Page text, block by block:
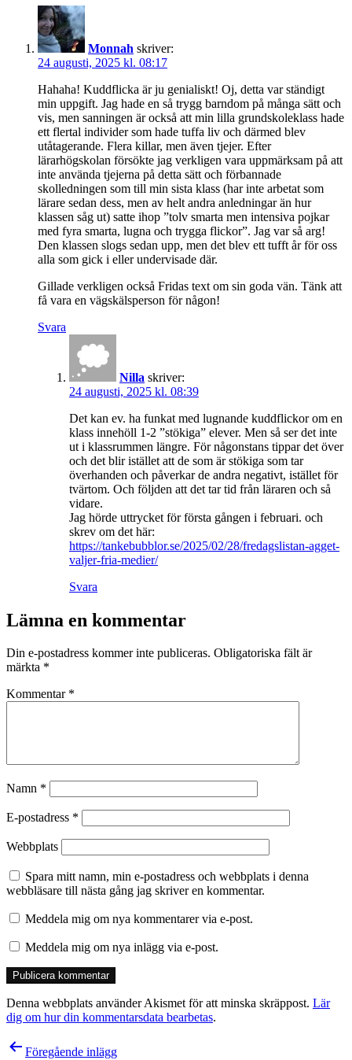
Monnah skriver:
24 augusti, 2025 kl. 08:17
Hahaha! Kuddflicka är ju genialiskt! Oj, detta var ständigt
min uppgift. Jag hade en så trygg barndom på många sätt och
vis, men sanningen är också att min lilla grundskoleklass hade
ett flertal individer som hade tuffa liv och därmed blev
utåtagerande. Flera killar, men även tjejer. Efter
lärarhögskolan försökte jag verkligen vara uppmärksam på att
inte använda tjejerna på detta sätt och förbannade
skolledningen som till min sista klass (har inte arbetat som
lärare sedan dess, men av helt andra anledningar än hur
klassen såg ut) satte ihop ”tolv smarta men intensiva pojkar
med fyra smarta, lugna och trygga flickor”. Jag var så arg!
Den klassen slogs sedan upp, men det blev ett tufft år för oss
alla som gick i eller undervisade där.
Gillade verkligen också Fridas text om sin goda vän. Tänk att
få vara en vägskälsperson för någon!
Svara
Nilla skriver:
24 augusti, 2025 kl. 08:39
Det kan ev. ha funkat med lugnande kuddflickor om en
klass innehöll 1-2 ”stökiga” elever. Men så ser det inte
ut i klassrummen längre. För någonstans tippar det över
och det blir istället att de som är stökiga som tar
överhanden och påverkar de andra negativt, istället för
tvärtom. Och följden att det tar tid från läraren och så
vidare.
Jag hörde uttrycket för första gången i februari. och
skrev om det här:
https://tankebubblor.se/2025/02/28/fredagslistan-agget-
valjer-fria-medier/
Svara
Lämna en kommentar
Din e-postadress kommer inte publiceras. Obligatoriska fält är
märkta *
Kommentar *
Namn *
E-postadress *
Webbplats
Spara mitt namn, min e-postadress och webbplats i denna
webbläsare till nästa gång jag skriver en kommentar.
Meddela mig om nya kommentarer via e-post.
Meddela mig om nya inlägg via e-post.
Denna webbplats använder Akismet för att minska skräppost. Lär
dig om hur din kommentarsdata bearbetas.
Inläggsnavigering
Föregående inlägg